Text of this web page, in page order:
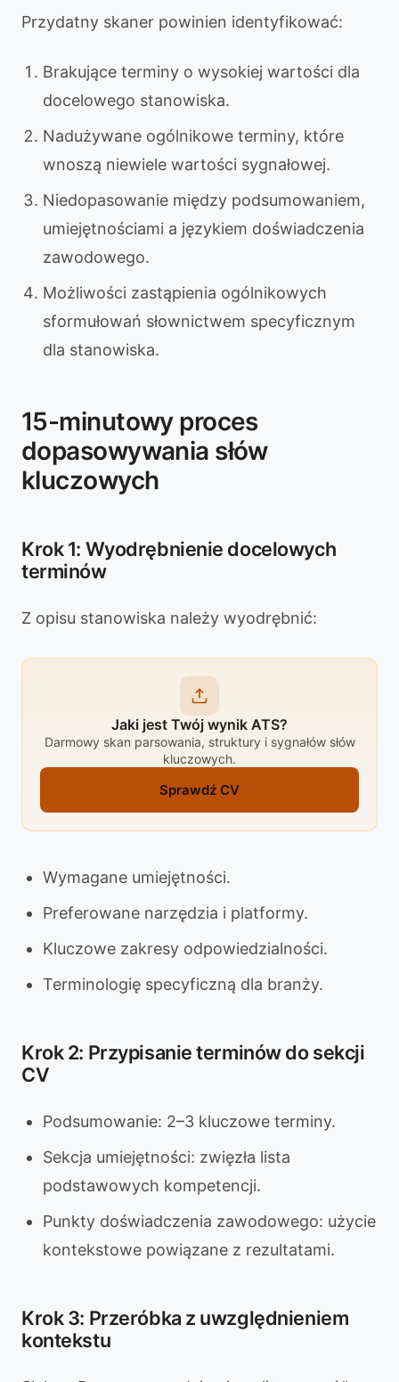
Przydatny skaner powinien identyfikować:
Brakujące terminy o wysokiej wartości dla
docelowego stanowiska.
Nadużywane ogólnikowe terminy, które
wnoszą niewiele wartości sygnałowej.
Niedopasowanie między podsumowaniem,
umiejętnościami a językiem doświadczenia
zawodowego.
Możliwości zastąpienia ogólnikowych
sformułowań słownictwem specyficznym
dla stanowiska.
15-minutowy proces
dopasowywania słów
kluczowych
Krok 1: Wyodrębnienie docelowych
terminów
Z opisu stanowiska należy wyodrębnić:
Jaki jest Twój wynik ATS?
Darmowy skan parsowania, struktury i sygnałów słów
kluczowych.
Sprawdź CV
Wymagane umiejętności.
Preferowane narzędzia i platformy.
Kluczowe zakresy odpowiedzialności.
Terminologię specyficzną dla branży.
Krok 2: Przypisanie terminów do sekcji
CV
Podsumowanie: 2–3 kluczowe terminy.
Sekcja umiejętności: zwięzła lista
podstawowych kompetencji.
Punkty doświadczenia zawodowego: użycie
kontekstowe powiązane z rezultatami.
Krok 3: Przeróbka z uwzględnieniem
kontekstu